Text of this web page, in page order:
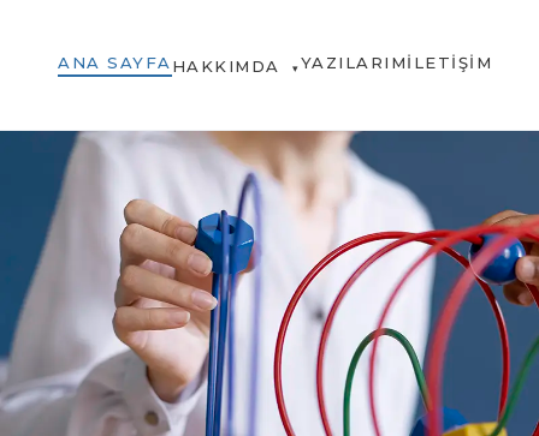
ANA SAYFA HAKKIMDA ▾YAZILARIMİLETIŞIM